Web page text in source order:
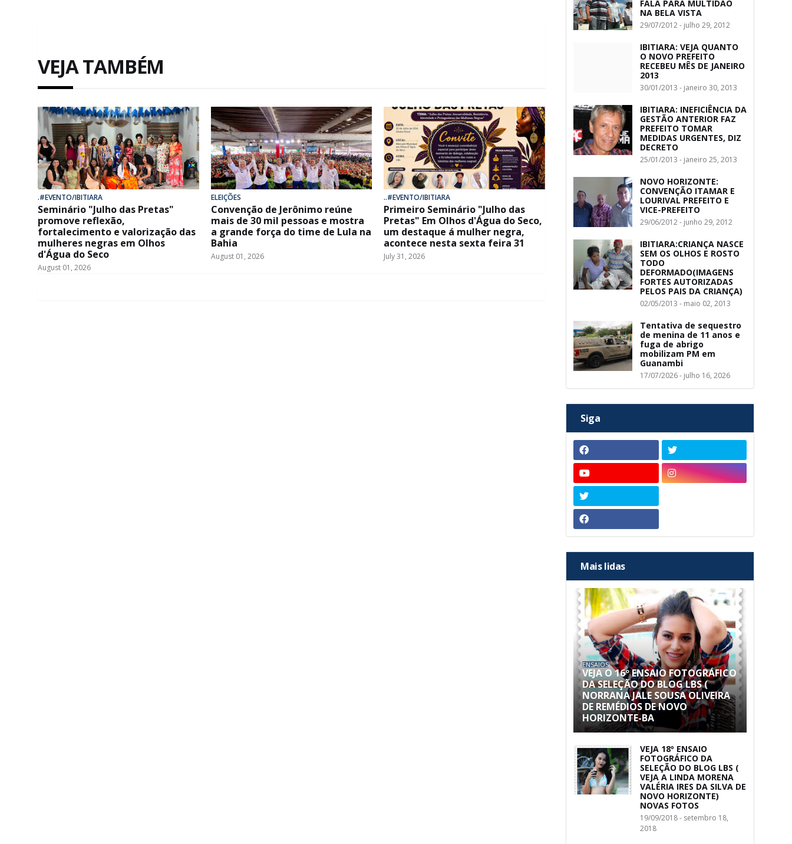
VEJA TAMBÉM
.#EVENTO/IBITIARA
Seminário "Julho das Pretas"
promove reflexão,
fortalecimento e valorização das
mulheres negras em Olhos
d'Água do Seco
August 01, 2026
ELEIÇÕES
Convenção de Jerônimo reúne
mais de 30 mil pessoas e mostra
a grande força do time de Lula na
Bahia
August 01, 2026
..#EVENTO/IBITIARA
Primeiro Seminário "Julho das
Pretas" Em Olhos d'Água do Seco,
um destaque á mulher negra,
acontece nesta sexta feira 31
July 31, 2026
FALA PARA MULTIDÃO
NA BELA VISTA
29/07/2012 - julho 29, 2012
IBITIARA: VEJA QUANTO
O NOVO PREFEITO
RECEBEU MÊS DE JANEIRO
2013
30/01/2013 - janeiro 30, 2013
IBITIARA: INEFICIÊNCIA DA
GESTÃO ANTERIOR FAZ
PREFEITO TOMAR
MEDIDAS URGENTES, DIZ
DECRETO
25/01/2013 - janeiro 25, 2013
NOVO HORIZONTE:
CONVENÇÃO ITAMAR E
LOURIVAL PREFEITO E
VICE-PREFEITO
29/06/2012 - junho 29, 2012
IBITIARA:CRIANÇA NASCE
SEM OS OLHOS E ROSTO
TODO
DEFORMADO(IMAGENS
FORTES AUTORIZADAS
PELOS PAIS DA CRIANÇA)
02/05/2013 - maio 02, 2013
Tentativa de sequestro
de menina de 11 anos e
fuga de abrigo
mobilizam PM em
Guanambi
17/07/2026 - julho 16, 2026
Siga
Mais lidas
ENSAIOS
VEJA O 16º ENSAIO FOTOGRÁFICO
DA SELEÇÃO DO BLOG LBS (
NORRANA JALE SOUSA OLIVEIRA
DE REMÉDIOS DE NOVO
HORIZONTE-BA
VEJA 18º ENSAIO
FOTOGRÁFICO DA
SELEÇÃO DO BLOG LBS (
VEJA A LINDA MORENA
VALÉRIA IRES DA SILVA DE
NOVO HORIZONTE)
NOVAS FOTOS
19/09/2018 - setembro 18,
2018